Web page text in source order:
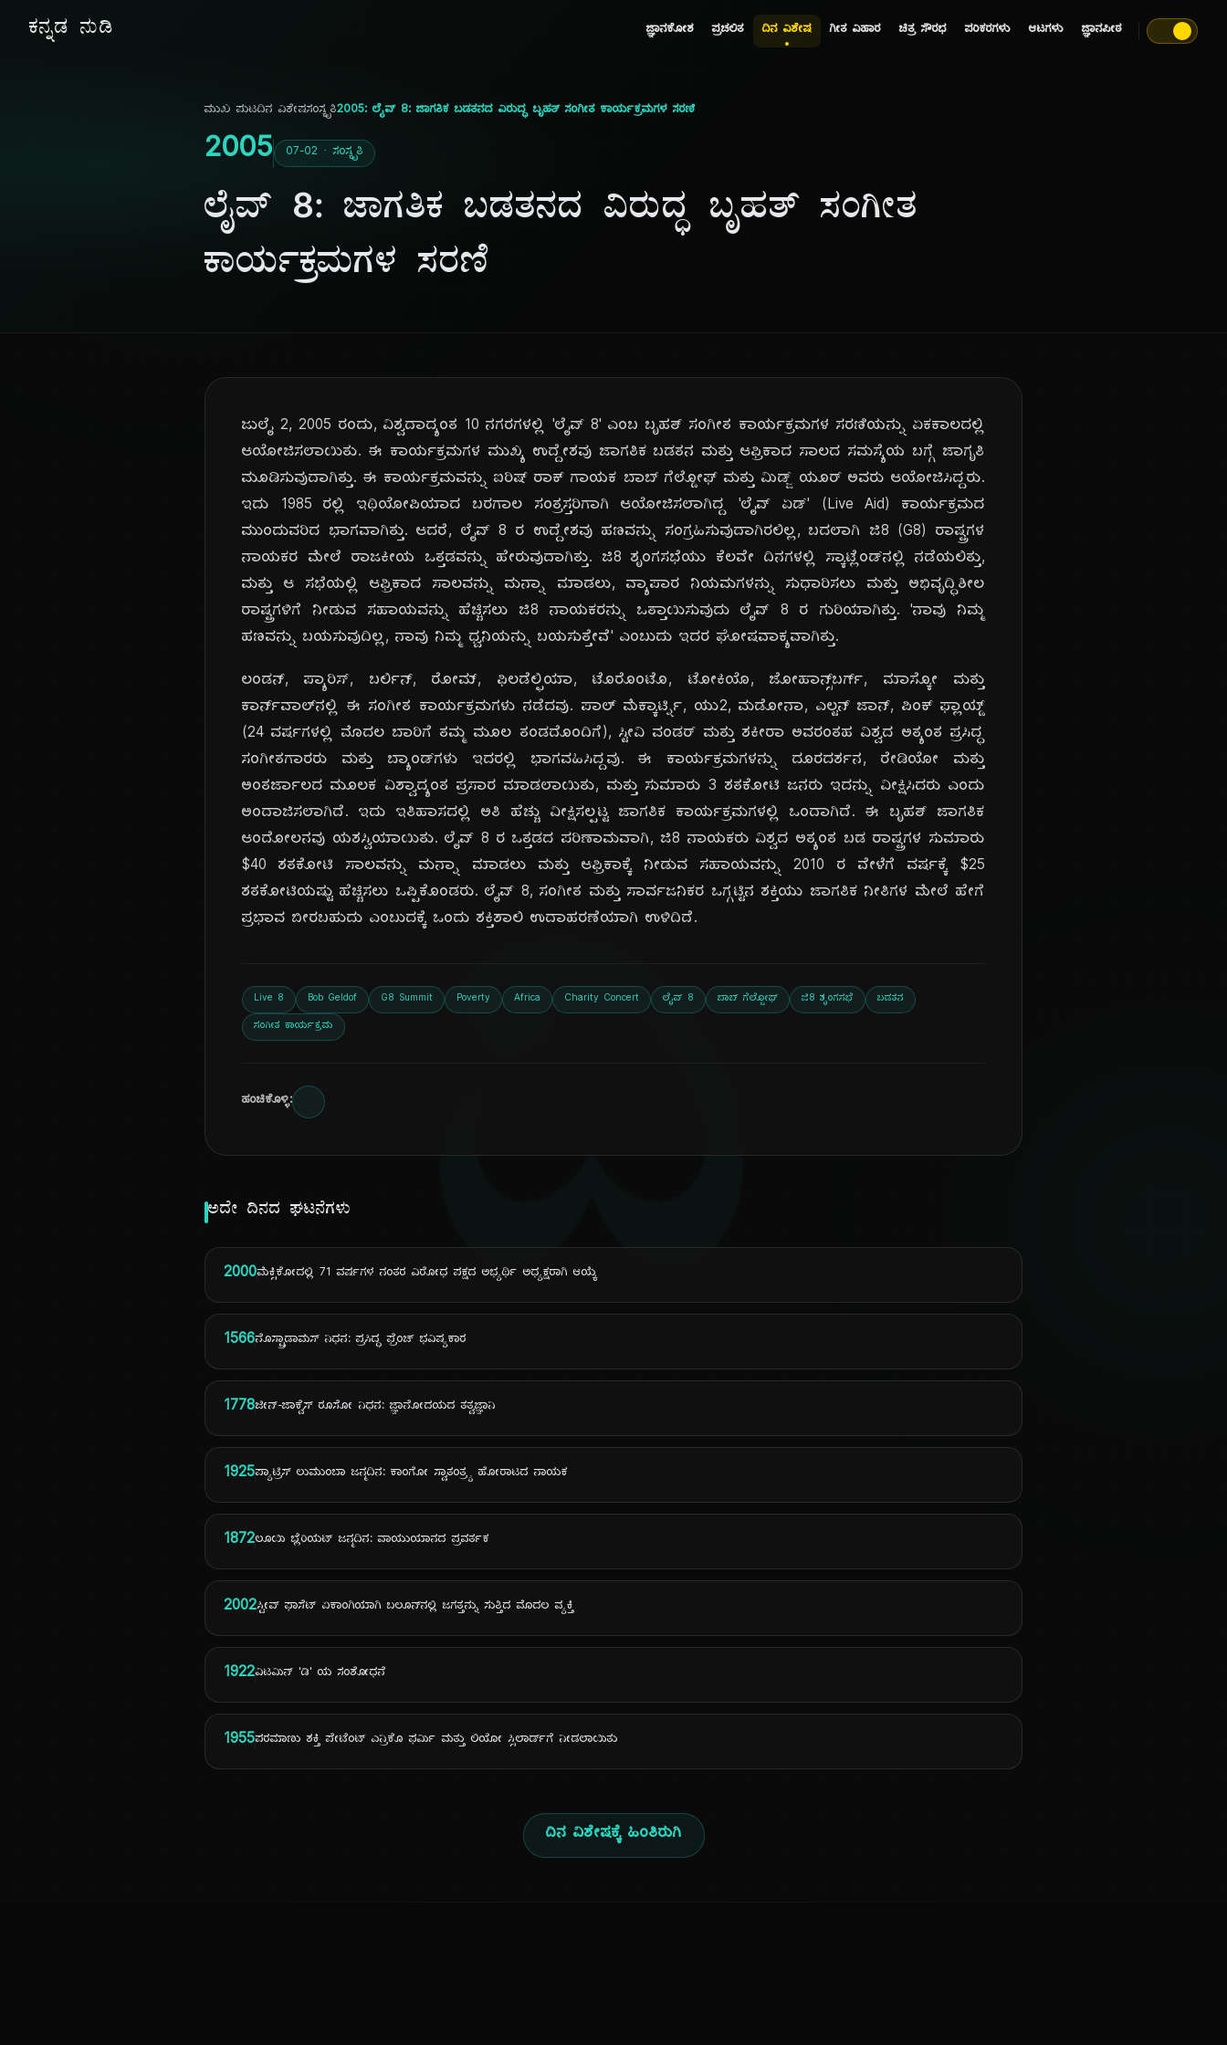
ಕನ್ನಡ ನುಡಿ ಜ್ಞಾನಕೋಶ ಪ್ರಚಲಿತ ದಿನ ವಿಶೇಷ ಗೀತ ವಿಹಾರ ಚಿತ್ರ ಸೌರಭ ಪರಿಕರಗಳು ಆಟಗಳು ಜ್ಞಾನಪೀಠ
ದಿ
ಮುಖ ಪುಟದಿನ ವಿಶೇಷಸಂಸ್ಕೃತಿ2005: ಲೈವ್ 8: ಜಾಗತಿಕ ಬಡತನದ ವಿರುದ್ಧ ಬೃಹತ್ ಸಂಗೀತ ಕಾರ್ಯಕ್ರಮಗಳ ಸರಣಿ
2005 07-02 · ಸಂಸ್ಕೃತಿ
ಲೈವ್ 8: ಜಾಗತಿಕ ಬಡತನದ ವಿರುದ್ಧ ಬೃಹತ್ ಸಂಗೀತ
ಕಾರ್ಯಕ್ರಮಗಳ ಸರಣಿ
ಜುಲೈ 2, 2005 ರಂದು, ವಿಶ್ವದಾದ್ಯಂತ 10 ನಗರಗಳಲ್ಲಿ 'ಲೈವ್ 8' ಎಂಬ ಬೃಹತ್ ಸಂಗೀತ ಕಾರ್ಯಕ್ರಮಗಳ ಸರಣಿಯನ್ನು ಏಕಕಾಲದಲ್ಲಿ
ಆಯೋಜಿಸಲಾಯಿತು. ಈ ಕಾರ್ಯಕ್ರಮಗಳ ಮುಖ್ಯ ಉದ್ದೇಶವು ಜಾಗತಿಕ ಬಡತನ ಮತ್ತು ಆಫ್ರಿಕಾದ ಸಾಲದ ಸಮಸ್ಯೆಯ ಬಗ್ಗೆ ಜಾಗೃತಿ
ಮೂಡಿಸುವುದಾಗಿತ್ತು. ಈ ಕಾರ್ಯಕ್ರಮವನ್ನು ಐರಿಷ್ ರಾಕ್ ಗಾಯಕ ಬಾಬ್ ಗೆಲ್ಡೋಫ್ ಮತ್ತು ಮಿಡ್ಜ್ ಯೂರ್ ಅವರು ಆಯೋಜಿಸಿದ್ದರು.
ಇದು 1985 ರಲ್ಲಿ ಇಥಿಯೋಪಿಯಾದ ಬರಗಾಲ ಸಂತ್ರಸ್ತರಿಗಾಗಿ ಆಯೋಜಿಸಲಾಗಿದ್ದ 'ಲೈವ್ ಏಡ್' (Live Aid) ಕಾರ್ಯಕ್ರಮದ
ಮುಂದುವರಿದ ಭಾಗವಾಗಿತ್ತು. ಆದರೆ, ಲೈವ್ 8 ರ ಉದ್ದೇಶವು ಹಣವನ್ನು ಸಂಗ್ರಹಿಸುವುದಾಗಿರಲಿಲ್ಲ, ಬದಲಾಗಿ ಜಿ8 (G8) ರಾಷ್ಟ್ರಗಳ
ನಾಯಕರ ಮೇಲೆ ರಾಜಕೀಯ ಒತ್ತಡವನ್ನು ಹೇರುವುದಾಗಿತ್ತು. ಜಿ8 ಶೃಂಗಸಭೆಯು ಕೆಲವೇ ದಿನಗಳಲ್ಲಿ ಸ್ಕಾಟ್ಲೆಂಡ್‌ನಲ್ಲಿ ನಡೆಯಲಿತ್ತು,
ಮತ್ತು ಆ ಸಭೆಯಲ್ಲಿ ಆಫ್ರಿಕಾದ ಸಾಲವನ್ನು ಮನ್ನಾ ಮಾಡಲು, ವ್ಯಾಪಾರ ನಿಯಮಗಳನ್ನು ಸುಧಾರಿಸಲು ಮತ್ತು ಅಭಿವೃದ್ಧಿಶೀಲ
ರಾಷ್ಟ್ರಗಳಿಗೆ ನೀಡುವ ಸಹಾಯವನ್ನು ಹೆಚ್ಚಿಸಲು ಜಿ8 ನಾಯಕರನ್ನು ಒತ್ತಾಯಿಸುವುದು ಲೈವ್ 8 ರ ಗುರಿಯಾಗಿತ್ತು. 'ನಾವು ನಿಮ್ಮ
ಹಣವನ್ನು ಬಯಸುವುದಿಲ್ಲ, ನಾವು ನಿಮ್ಮ ಧ್ವನಿಯನ್ನು ಬಯಸುತ್ತೇವೆ' ಎಂಬುದು ಇದರ ಘೋಷವಾಕ್ಯವಾಗಿತ್ತು.
ಲಂಡನ್, ಪ್ಯಾರಿಸ್, ಬರ್ಲಿನ್, ರೋಮ್, ಫಿಲಡೆಲ್ಫಿಯಾ, ಟೊರೊಂಟೊ, ಟೋಕಿಯೊ, ಜೋಹಾನ್ಸ್‌ಬರ್ಗ್, ಮಾಸ್ಕೋ ಮತ್ತು
ಕಾರ್ನ್‌ವಾಲ್‌ನಲ್ಲಿ ಈ ಸಂಗೀತ ಕಾರ್ಯಕ್ರಮಗಳು ನಡೆದವು. ಪಾಲ್ ಮೆಕ್ಕಾರ್ಟ್ನಿ, ಯು2, ಮಡೋನಾ, ಎಲ್ಟನ್ ಜಾನ್, ಪಿಂಕ್ ಫ್ಲಾಯ್ಡ್
(24 ವರ್ಷಗಳಲ್ಲಿ ಮೊದಲ ಬಾರಿಗೆ ತಮ್ಮ ಮೂಲ ತಂಡದೊಂದಿಗೆ), ಸ್ಟೀವಿ ವಂಡರ್ ಮತ್ತು ಶಕೀರಾ ಅವರಂತಹ ವಿಶ್ವದ ಅತ್ಯಂತ ಪ್ರಸಿದ್ಧ
ಸಂಗೀತಗಾರರು ಮತ್ತು ಬ್ಯಾಂಡ್‌ಗಳು ಇದರಲ್ಲಿ ಭಾಗವಹಿಸಿದ್ದವು. ಈ ಕಾರ್ಯಕ್ರಮಗಳನ್ನು ದೂರದರ್ಶನ, ರೇಡಿಯೋ ಮತ್ತು
ಅಂತರ್ಜಾಲದ ಮೂಲಕ ವಿಶ್ವಾದ್ಯಂತ ಪ್ರಸಾರ ಮಾಡಲಾಯಿತು, ಮತ್ತು ಸುಮಾರು 3 ಶತಕೋಟಿ ಜನರು ಇದನ್ನು ವೀಕ್ಷಿಸಿದರು ಎಂದು
ಅಂದಾಜಿಸಲಾಗಿದೆ. ಇದು ಇತಿಹಾಸದಲ್ಲಿ ಅತಿ ಹೆಚ್ಚು ವೀಕ್ಷಿಸಲ್ಪಟ್ಟ ಜಾಗತಿಕ ಕಾರ್ಯಕ್ರಮಗಳಲ್ಲಿ ಒಂದಾಗಿದೆ. ಈ ಬೃಹತ್ ಜಾಗತಿಕ
ಆಂದೋಲನವು ಯಶಸ್ವಿಯಾಯಿತು. ಲೈವ್ 8 ರ ಒತ್ತಡದ ಪರಿಣಾಮವಾಗಿ, ಜಿ8 ನಾಯಕರು ವಿಶ್ವದ ಅತ್ಯಂತ ಬಡ ರಾಷ್ಟ್ರಗಳ ಸುಮಾರು
$40 ಶತಕೋಟಿ ಸಾಲವನ್ನು ಮನ್ನಾ ಮಾಡಲು ಮತ್ತು ಆಫ್ರಿಕಾಕ್ಕೆ ನೀಡುವ ಸಹಾಯವನ್ನು 2010 ರ ವೇಳೆಗೆ ವರ್ಷಕ್ಕೆ $25
ಶತಕೋಟಿಯಷ್ಟು ಹೆಚ್ಚಿಸಲು ಒಪ್ಪಿಕೊಂಡರು. ಲೈವ್ 8, ಸಂಗೀತ ಮತ್ತು ಸಾರ್ವಜನಿಕರ ಒಗ್ಗಟ್ಟಿನ ಶಕ್ತಿಯು ಜಾಗತಿಕ ನೀತಿಗಳ ಮೇಲೆ ಹೇಗೆ
ಪ್ರಭಾವ ಬೀರಬಹುದು ಎಂಬುದಕ್ಕೆ ಒಂದು ಶಕ್ತಿಶಾಲಿ ಉದಾಹರಣೆಯಾಗಿ ಉಳಿದಿದೆ.
Live 8 Bob Geldof G8 Summit Poverty Africa Charity Concert ಲೈವ್ 8 ಬಾಬ್ ಗೆಲ್ಡೋಫ್ ಜಿ8 ಶೃಂಗಸಭೆ ಬಡತನ
ಸಂಗೀತ ಕಾರ್ಯಕ್ರಮ
ಹಂಚಿಕೊಳ್ಳಿ:
ಅದೇ ದಿನದ ಘಟನೆಗಳು
2000ಮೆಕ್ಸಿಕೋದಲ್ಲಿ 71 ವರ್ಷಗಳ ನಂತರ ವಿರೋಧ ಪಕ್ಷದ ಅಭ್ಯರ್ಥಿ ಅಧ್ಯಕ್ಷರಾಗಿ ಆಯ್ಕೆ
1566ನೊಸ್ಟ್ರಾಡಾಮಸ್ ನಿಧನ: ಪ್ರಸಿದ್ಧ ಫ್ರೆಂಚ್ ಭವಿಷ್ಯಕಾರ
1778ಜೀನ್-ಜಾಕ್ವೆಸ್ ರೂಸೋ ನಿಧನ: ಜ್ಞಾನೋದಯದ ತತ್ವಜ್ಞಾನಿ
1925ಪ್ಯಾಟ್ರಿಸ್ ಲುಮುಂಬಾ ಜನ್ಮದಿನ: ಕಾಂಗೋ ಸ್ವಾತಂತ್ರ್ಯ ಹೋರಾಟದ ನಾಯಕ
1872ಲೂಯಿ ಬ್ಲೆರಿಯಟ್ ಜನ್ಮದಿನ: ವಾಯುಯಾನದ ಪ್ರವರ್ತಕ
2002ಸ್ಟೀವ್ ಫಾಸೆಟ್ ಏಕಾಂಗಿಯಾಗಿ ಬಲೂನ್‌ನಲ್ಲಿ ಜಗತ್ತನ್ನು ಸುತ್ತಿದ ಮೊದಲ ವ್ಯಕ್ತಿ
1922ವಿಟಮಿನ್ 'ಡಿ' ಯ ಸಂಶೋಧನೆ
1955ಪರಮಾಣು ಶಕ್ತಿ ಪೇಟೆಂಟ್ ಎನ್ರಿಕೊ ಫರ್ಮಿ ಮತ್ತು ಲಿಯೋ ಸ್ಸಿಲಾರ್ಡ್‌ಗೆ ನೀಡಲಾಯಿತು
ದಿನ ವಿಶೇಷಕ್ಕೆ ಹಿಂತಿರುಗಿ